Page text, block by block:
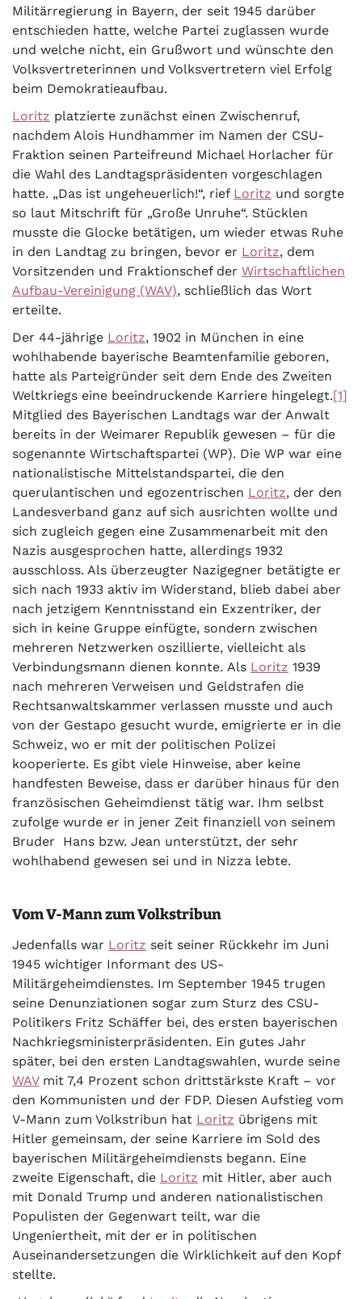
Militärregierung in Bayern, der seit 1945 darüber
entschieden hatte, welche Partei zuglassen wurde
und welche nicht, ein Grußwort und wünschte den
Volksvertreterinnen und Volksvertretern viel Erfolg
beim Demokratieaufbau.
Loritz platzierte zunächst einen Zwischenruf,
nachdem Alois Hundhammer im Namen der CSU-
Fraktion seinen Parteifreund Michael Horlacher für
die Wahl des Landtagspräsidenten vorgeschlagen
hatte. „Das ist ungeheuerlich!“, rief Loritz und sorgte
so laut Mitschrift für „Große Unruhe“. Stücklen
musste die Glocke betätigen, um wieder etwas Ruhe
in den Landtag zu bringen, bevor er Loritz, dem
Vorsitzenden und Fraktionschef der Wirtschaftlichen
Aufbau-Vereinigung (WAV), schließlich das Wort
erteilte.
Der 44-jährige Loritz, 1902 in München in eine
wohlhabende bayerische Beamtenfamilie geboren,
hatte als Parteigründer seit dem Ende des Zweiten
Weltkriegs eine beeindruckende Karriere hingelegt.[1]
Mitglied des Bayerischen Landtags war der Anwalt
bereits in der Weimarer Republik gewesen – für die
sogenannte Wirtschaftspartei (WP). Die WP war eine
nationalistische Mittelstandspartei, die den
querulantischen und egozentrischen Loritz, der den
Landesverband ganz auf sich ausrichten wollte und
sich zugleich gegen eine Zusammenarbeit mit den
Nazis ausgesprochen hatte, allerdings 1932
ausschloss. Als überzeugter Nazigegner betätigte er
sich nach 1933 aktiv im Widerstand, blieb dabei aber
nach jetzigem Kenntnisstand ein Exzentriker, der
sich in keine Gruppe einfügte, sondern zwischen
mehreren Netzwerken oszillierte, vielleicht als
Verbindungsmann dienen konnte. Als Loritz 1939
nach mehreren Verweisen und Geldstrafen die
Rechtsanwaltskammer verlassen musste und auch
von der Gestapo gesucht wurde, emigrierte er in die
Schweiz, wo er mit der politischen Polizei
kooperierte. Es gibt viele Hinweise, aber keine
handfesten Beweise, dass er darüber hinaus für den
französischen Geheimdienst tätig war. Ihm selbst
zufolge wurde er in jener Zeit finanziell von seinem
Bruder Hans bzw. Jean unterstützt, der sehr
wohlhabend gewesen sei und in Nizza lebte.
Vom V-Mann zum Volkstribun
Jedenfalls war Loritz seit seiner Rückkehr im Juni
1945 wichtiger Informant des US-
Militärgeheimdienstes. Im September 1945 trugen
seine Denunziationen sogar zum Sturz des CSU-
Politikers Fritz Schäffer bei, des ersten bayerischen
Nachkriegsministerpräsidenten. Ein gutes Jahr
später, bei den ersten Landtagswahlen, wurde seine
WAVmit 7,4 Prozent schon drittstärkste Kraft – vor
den Kommunisten und der FDP. Diesen Aufstieg vom
V-Mann zum Volkstribun hat Loritz übrigens mit
Hitler gemeinsam, der seine Karriere im Sold des
bayerischen Militärgeheimdiensts begann. Eine
zweite Eigenschaft, die Loritz mit Hitler, aber auch
mit Donald Trump und anderen nationalistischen
Populisten der Gegenwart teilt, war die
Ungeniertheit, mit der er in politischen
Auseinandersetzungen die Wirklichkeit auf den Kopf
stellte.